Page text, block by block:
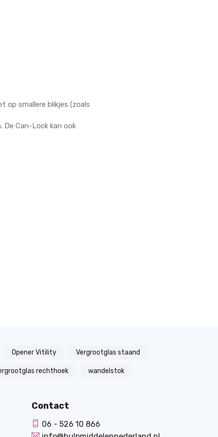
op smallere blikjes (zoals
De Can-Lock kan ook
Opener Vitility Vergrootglas staand
rechthoek wandelstok
Contact
06 - 526 10 866